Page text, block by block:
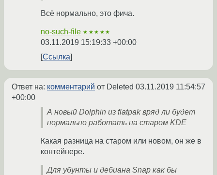
Всё нормально, это фича.
no-such-file ★★★★★
03.11.2019 15:19:33 +00:00
Ссылка
Ответ на: комментарий от Deleted 03.11.2019 11:54:57
+00:00
А новый Dolphin из flatpak вряд ли будет
нормально работать на старом KDE
Какая разница на старом или новом, он же в
контейнере.
Для убунты и дебиана Snap как бы